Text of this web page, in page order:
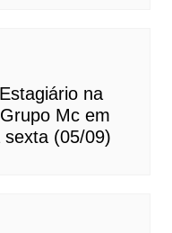
na
Mc em
sexta (05/09)